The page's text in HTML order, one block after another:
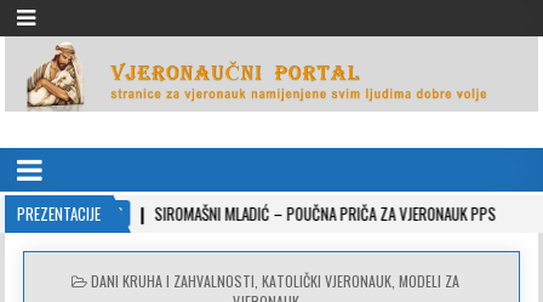
VJERONAUČNI PORTAL
PREZENTACIJE
10-26 SIROMAŠNI MLADIĆ – POUČNA PRIČA ZA VJERONAUK PPS
POSTED
DANI KRUHA I ZAHVALNOSTI KATOLIČKI VJERONAUK MODELI ZA